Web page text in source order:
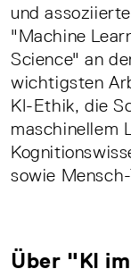
und
"Machine
Science" an
wichtigsten
KI-Ethik, die
maschinellem
sowie
Über "KI